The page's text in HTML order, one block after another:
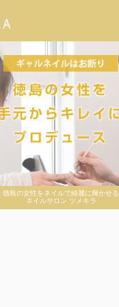
徳島の女性をネイルで綺麗に輝かせる
ネイルサロン ツメキラ